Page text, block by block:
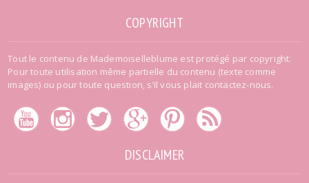
COPYRIGHT
Tout le contenu de Mademoiselleblume est protégé par copyright.
Pour toute utilisation même partielle du contenu (texte comme
images) ou pour toute question, s’il vous plait contactez-nous.
DISCLAIMER